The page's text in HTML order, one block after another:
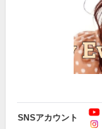
SNSアカウント